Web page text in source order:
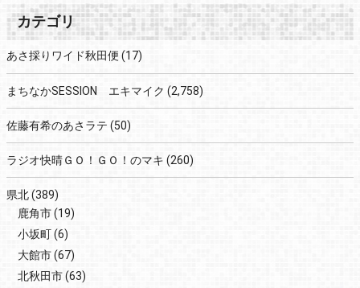
カテゴリ
あさ採りワイド秋田便 (17)
まちなかSESSION エキマイク (2,758)
佐藤有希のあさラテ (50)
ラジオ快晴ＧＯ！ＧＯ！のマキ (260)
県北(389)
鹿角市(19)
小坂町(6)
大館市(67)
北秋田市(63)